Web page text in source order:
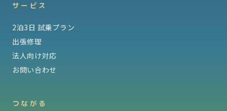
サービス
2泊3日 試乗プラン
出張修理
法人向け対応
お問い合わせ
つながる